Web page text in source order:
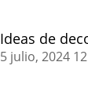
Ideas de
5 julio, 2024